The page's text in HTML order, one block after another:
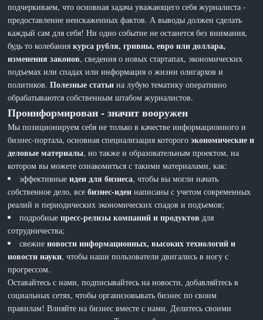
подчеркиваем, что основная задача уважающего себя журналиста -
предоставление неискаженных фактов. А выводы должен сделать
каждый сам для себя! Ни одно событие не останется без внимания,
будь то колебаниякурса рубля, гривны, евро или доллара,
изменения законов, сведения о новых стартапах, экономических
подъемах или спадах или информация о жизни олигархов и
политиков.Полезные статьи на лубую тематику оперативно
обрабатываются собственным штабом журналистов.
Проинформирован - значит вооружен
Мы позиционируем себя не только в качестве информационного и
бизнес-портала, основная специализация которогоэкономические и
деловые материалы, но также и образовательным проектом, на
котором вы можете ознакомиться с такими материалами, как:
эффективныеидеи для бизнеса, чтобы вы могли начать
собственное дело, всебизнес-идеи написаны с учетом современных
реалий и периодических экономических спадов и подъемов;
подробныепресс-релизы компаний и продуктов для
сотрудничества;
свежиеновости информационных, высоких технологий и
новости науки, чтобы наши пользователи двигались в ногу с
прогрессом.
Оставайтесь с нами, подписывайтесь на новости, добавляйтесь в
социальных сетях, чтобы организовывать бизнес по своим
правилам! Влияйте на бизнес вместе с нами. Делитесь своими